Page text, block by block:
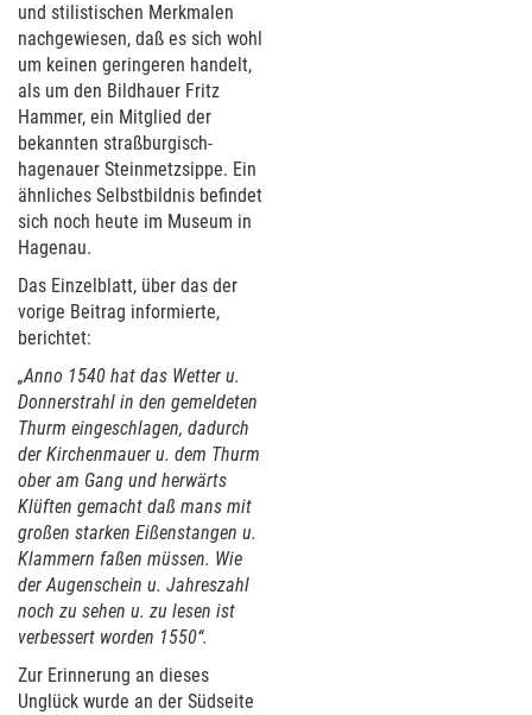
und stilistischen Merkmalen
nachgewiesen, daß es sich wohl
um keinen geringeren handelt,
als um den Bildhauer Fritz
Hammer, ein Mitglied der
bekannten straßburgisch-
hagenauer Steinmetzsippe. Ein
ähnliches Selbstbildnis befindet
sich noch heute im Museum in
Hagenau.
Das Einzelblatt, über das der
vorige Beitrag informierte,
berichtet:
„Anno 1540 hat das Wetter u.
Donnerstrahl in den gemeldeten
Thurm eingeschlagen, dadurch
der Kirchenmauer u. dem Thurm
ober am Gang und herwärts
Klüften gemacht daß mans mit
großen starken Eißenstangen u.
Klammern faßen müssen. Wie
der Augenschein u. Jahreszahl
noch zu sehen u. zu lesen ist
verbessert worden 1550“.
Zur Erinnerung an dieses
Unglück wurde an der Südseite